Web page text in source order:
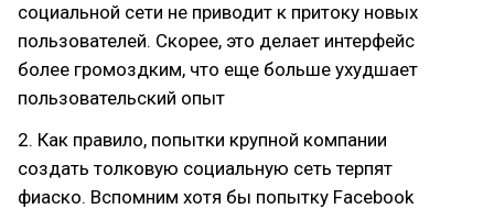
социальной сети не приводит к притоку новых
пользователей. Скорее, это делает интерфейс
более громоздким, что еще больше ухудшает
пользовательский опыт
2. Как правило, попытки крупной компании
создать толковую социальную сеть терпят
фиаско. Вспомним хотя бы попытку Facebook